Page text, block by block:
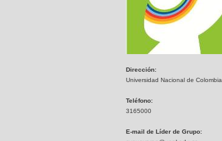
Dirección:
Universidad Nacional de Colombia
Teléfono:
3165000
E-mail de Líder de Grupo: